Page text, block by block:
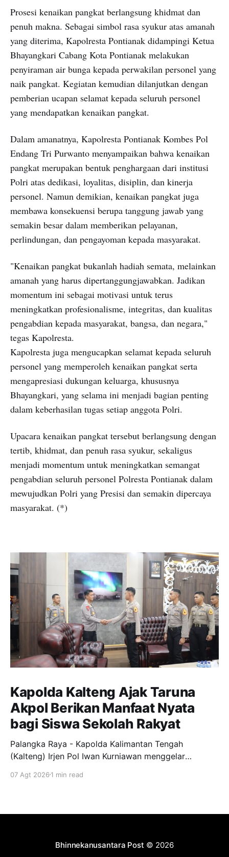
Prosesi kenaikan pangkat berlangsung khidmat dan
penuh makna. Sebagai simbol rasa syukur atas amanah
yang diterima, Kapolresta Pontianak didampingi Ketua
Bhayangkari Cabang Kota Pontianak melakukan
penyiraman air bunga kepada perwakilan personel yang
naik pangkat. Kegiatan kemudian dilanjutkan dengan
pemberian ucapan selamat kepada seluruh personel
yang mendapatkan kenaikan pangkat.
Dalam amanatnya, Kapolresta Pontianak Kombes Pol
Endang Tri Purwanto menyampaikan bahwa kenaikan
pangkat merupakan bentuk penghargaan dari institusi
Polri atas dedikasi, loyalitas, disiplin, dan kinerja
personel. Namun demikian, kenaikan pangkat juga
membawa konsekuensi berupa tanggung jawab yang
semakin besar dalam memberikan pelayanan,
perlindungan, dan pengayoman kepada masyarakat.
"Kenaikan pangkat bukanlah hadiah semata, melainkan
amanah yang harus dipertanggungjawabkan. Jadikan
momentum ini sebagai motivasi untuk terus
meningkatkan profesionalisme, integritas, dan kualitas
pengabdian kepada masyarakat, bangsa, dan negara,"
tegas Kapolresta.
Kapolresta juga mengucapkan selamat kepada seluruh
personel yang memperoleh kenaikan pangkat serta
mengapresiasi dukungan keluarga, khususnya
Bhayangkari, yang selama ini menjadi bagian penting
dalam keberhasilan tugas setiap anggota Polri.
Upacara kenaikan pangkat tersebut berlangsung dengan
tertib, khidmat, dan penuh rasa syukur, sekaligus
menjadi momentum untuk meningkatkan semangat
pengabdian seluruh personel Polresta Pontianak dalam
mewujudkan Polri yang Presisi dan semakin dipercaya
masyarakat. (*)
Kapolda Kalteng Ajak Taruna
Akpol Berikan Manfaat Nyata
bagi Siswa Sekolah Rakyat
Palangka Raya - Kapolda Kalimantan Tengah
(Kalteng) Irjen Pol Iwan Kurniawan menggelar
tingkat IV bertempat di ruang kerjanya, Jumat
anak-anak di Sekolah Rakyat. Dalam kesempatannya,
07 Agt 2026 1 min read
Bhinnekanusantara Post © 2026